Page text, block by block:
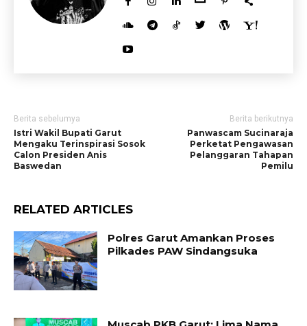
Berita sebelumya
Istri Wakil Bupati Garut
Mengaku Terinspirasi Sosok
Calon Presiden Anis
Baswedan
Berita berikutnya
Panwascam Sucinaraja
Perketat Pengawasan
Pelanggaran Tahapan
Pemilu
RELATED ARTICLES
Polres Garut Amankan Proses
Pilkades PAW Sindangsuka